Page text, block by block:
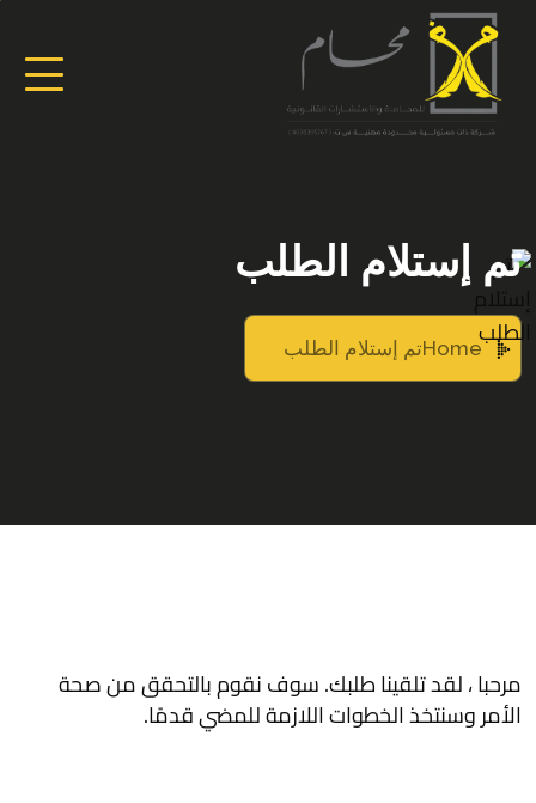
تم إستلام الطلب
Homeتم إستلام الطلب
مرحبا ، لقد تلقينا طلبك. سوف نقوم بالتحقق من صحة
الأمر وسنتخذ الخطوات اللازمة للمضي قدمًا.